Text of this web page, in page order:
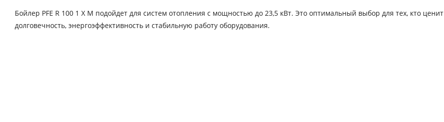
Бойлер PFE R 100 1 X M подойдет для систем отопления с мощностью до 23,5 кВт. Это оптимальный выбор для тех, кто ценит
долговечность, энергоэффективность и стабильную работу оборудования.